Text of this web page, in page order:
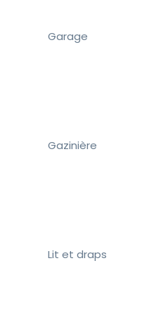
Garage
Gazinière
Lit et draps